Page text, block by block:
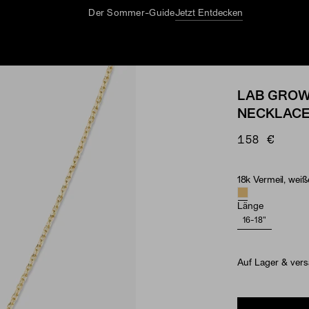
Der Sommer-GuideJetzt Entdecken
LAB
NECKLACE
158 €
Material &
18k Vermeil,
Länge
16-18"
Auf Lager &